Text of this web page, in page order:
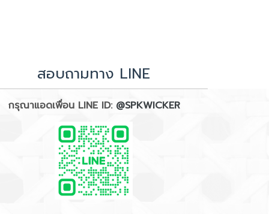
สอบถามทาง LINE
กรุณาแอดเพื่อน LINE ID: @SPKWICKER